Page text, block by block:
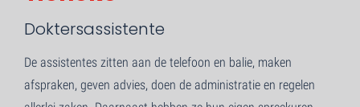
Doktersassistente
De assistentes zitten aan de telefoon en balie, maken
afspraken, geven advies, doen de administratie en regelen